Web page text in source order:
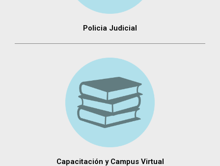
Policia Judicial
Capacitación y Campus Virtual